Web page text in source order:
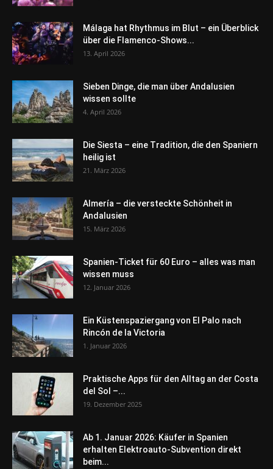
Málaga hat Rhythmus im Blut – ein Überblick
über die Flamenco-Shows...
13. April 2026
Sieben Dinge, die man über Andalusien
wissen sollte
4. April 2026
Die Siesta – eine Tradition, die den Spaniern
heilig ist
21. März 2026
Almería – die versteckte Schönheit in
Andalusien
15. März 2026
Spanien-Ticket für 60 Euro – alles was man
wissen muss
12. Januar 2026
Ein Küstenspaziergang von El Palo nach
Rincón de la Victoria
1. Januar 2026
Praktische Apps für den Alltag an der Costa
del Sol –...
19. Dezember 2025
Ab 1. Januar 2026: Käufer in Spanien
erhalten Elektroauto-Subvention direkt
beim...